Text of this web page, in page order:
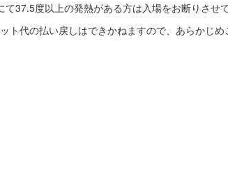
て37.5度以上の発熱がある方は入場をお断りさせ
ト代の払い戻しはできかねますので、あらかじめ